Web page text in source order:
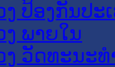
ປ້ອງກັນປະ
ພາຍໃນ
ງ ວັດທະນະ